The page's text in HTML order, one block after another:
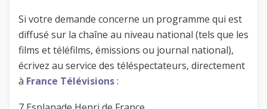
Si votre demande concerne un programme qui est
diffusé sur la chaîne au niveau national (tels que les
films et téléfilms, émissions ou journal national),
écrivez au service des téléspectateurs, directement
à France Télévisions: